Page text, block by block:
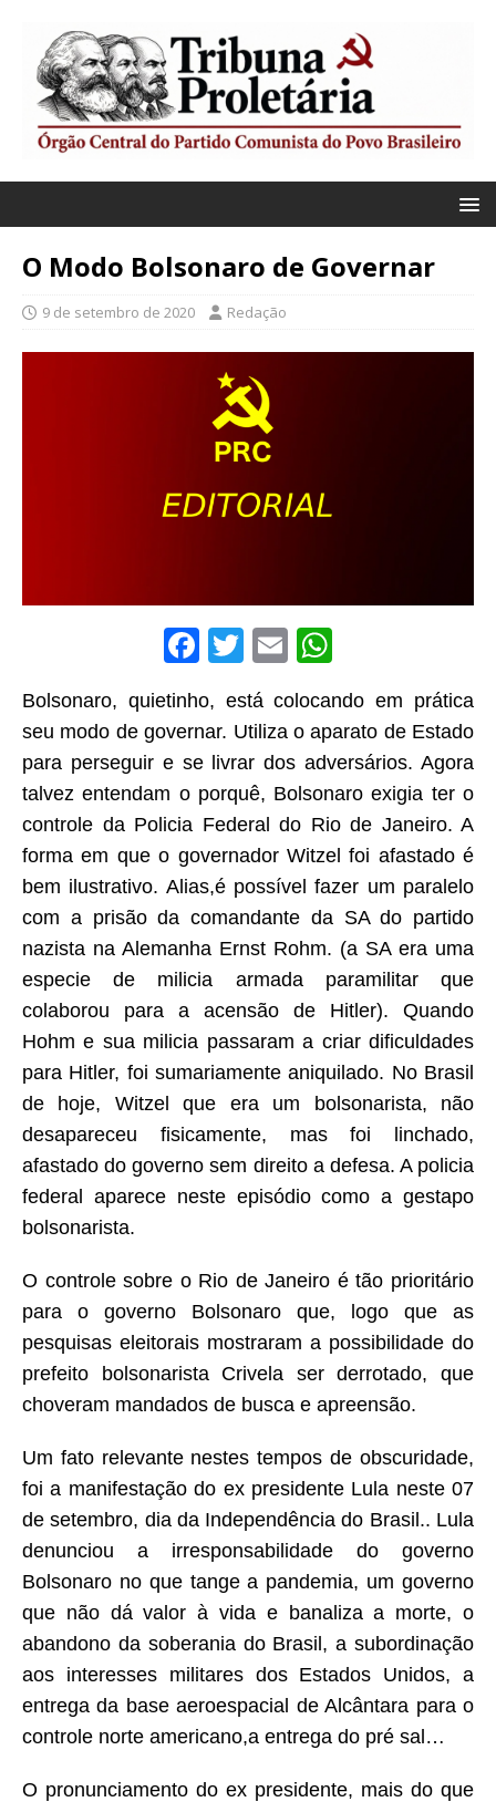
O Modo Bolsonaro de Governar
9 de setembro de 2020 Redação
F
c
e
b
o
o
k
T
w
it
te
r
E
m
ai
l
h
at
s
A
p
p
Bolsonaro, quietinho, está colocando em prática
seu modo de governar. Utiliza o aparato de Estado
para perseguir e se livrar dos adversários. Agora
talvez entendam o porquê, Bolsonaro exigia ter o
controle da Policia Federal do Rio de Janeiro. A
forma em que o governador Witzel foi afastado é
bem ilustrativo. Alias,é possível fazer um paralelo
com a prisão da comandante da SA do partido
nazista na Alemanha Ernst Rohm. (a SA era uma
especie de milicia armada paramilitar que
colaborou para a acensão de Hitler). Quando
Hohm e sua milicia passaram a criar dificuldades
para Hitler, foi sumariamente aniquilado. No Brasil
de hoje, Witzel que era um bolsonarista, não
desapareceu fisicamente, mas foi linchado,
afastado do governo sem direito a defesa. A policia
federal aparece neste episódio como a gestapo
bolsonarista.
O controle sobre o Rio de Janeiro é tão prioritário
para o governo Bolsonaro que, logo que as
pesquisas eleitorais mostraram a possibilidade do
prefeito bolsonarista Crivela ser derrotado, que
choveram mandados de busca e apreensão.
Um fato relevante nestes tempos de obscuridade,
foi a manifestação do ex presidente Lula neste 07
de setembro, dia da Independência do Brasil.. Lula
denunciou a irresponsabilidade do governo
Bolsonaro no que tange a pandemia, um governo
que não dá valor à vida e banaliza a morte, o
abandono da soberania do Brasil, a subordinação
aos interesses militares dos Estados Unidos, a
entrega da base aeroespacial de Alcântara para o
controle norte americano,a entrega do pré sal…
O pronunciamento do ex presidente, mais do que